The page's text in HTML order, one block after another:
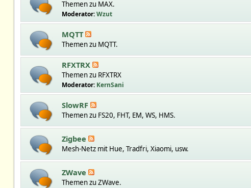
Themen zu MAX.
Moderator:Wzut
MQTT
Themen zu MQTT.
RFXTRX
Themen zu RFXTRX
Moderator: KernSani
SlowRF
Themen zu FS20, FHT, EM, WS, HMS.
Zigbee
Mesh-Netz mit Hue, Tradfri, Xiaomi, usw.
ZWave
Themen zu ZWave.